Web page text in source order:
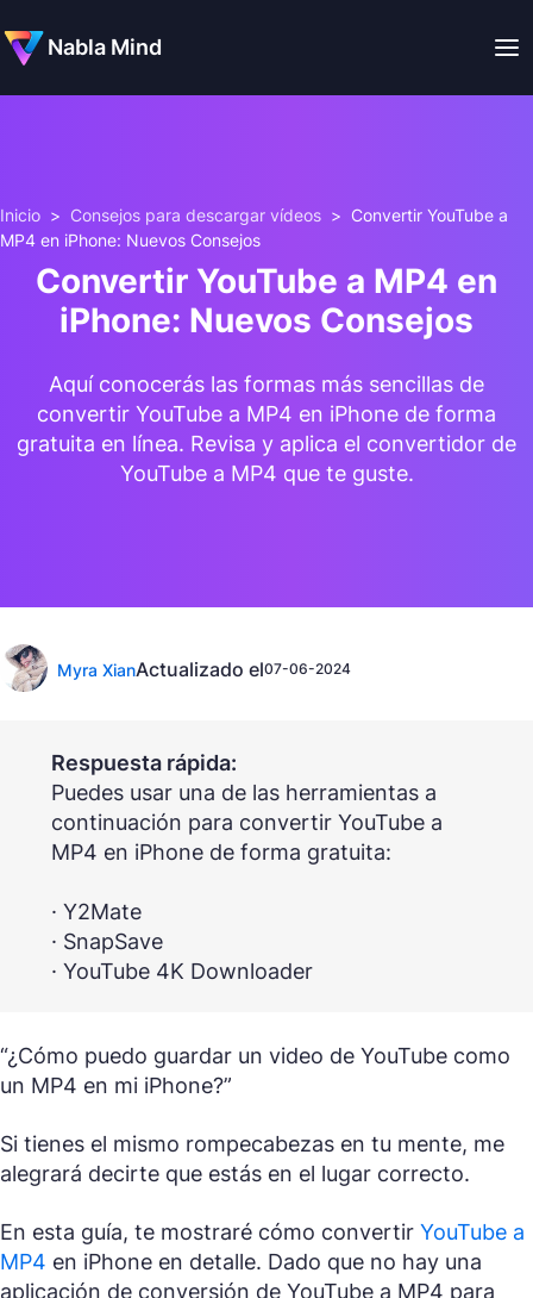
Nabla Mind
Inicio > Consejos para descargar vídeos > Convertir YouTube a
MP4 en iPhone: Nuevos Consejos
Convertir YouTube a MP4 en
iPhone: Nuevos Consejos
Aquí conocerás las formas más sencillas de
convertir YouTube a MP4 en iPhone de forma
gratuita en línea. Revisa y aplica el convertidor de
YouTube a MP4 que te guste.
Myra XianActualizado el07-06-2024
Respuesta rápida:
Puedes usar una de las herramientas a
continuación para convertir YouTube a
MP4 en iPhone de forma gratuita:
· Y2Mate
· SnapSave
· YouTube 4K Downloader
“¿Cómo puedo guardar un video de YouTube como
un MP4 en mi iPhone?”
Si tienes el mismo rompecabezas en tu mente, me
alegrará decirte que estás en el lugar correcto.
En esta guía, te mostraré cómo convertir YouTube a
MP4 en iPhone en detalle. Dado que no hay una
aplicación de conversión de YouTube a MP4 para